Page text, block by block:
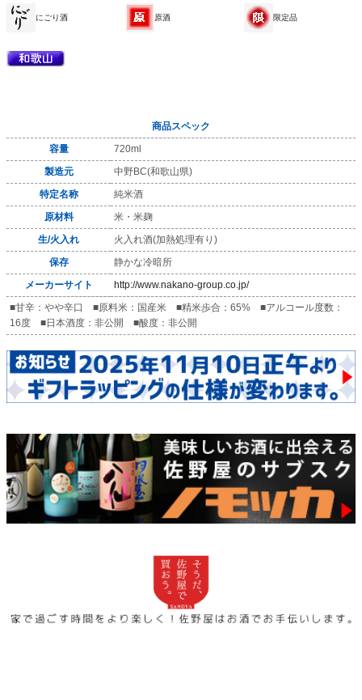
にごり酒 原酒 限定品
商品スペック
容量
720ml
製造元
中野BC(和歌山県)
特定名称
純米酒
原材料
米・米麹
生/火入れ
火入れ酒(加熱処理有り)
保存
静かな冷暗所
メーカーサイト
http://www.nakano-group.co.jp/
■甘辛：やや辛口 ■原料米：国産米 ■精米歩合：65% ■アルコール度数：
16度 ■日本酒度：非公開 ■酸度：非公開